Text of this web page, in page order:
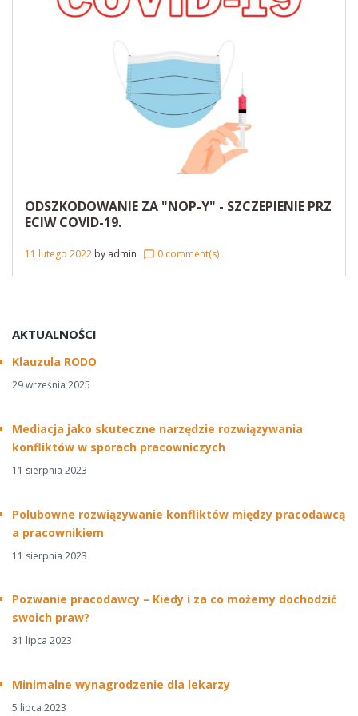
ODSZKODOWANIE ZA "NOP-Y" - SZCZEPIENIE PRZ
ECIW COVID-19.
11 lutego 2022 by admin chat_bubble_outline 0 comment(s)
AKTUALNOŚCI
Klauzula RODO
29 września 2025
Mediacja jako skuteczne narzędzie rozwiązywania
konfliktów w sporach pracowniczych
11 sierpnia 2023
Polubowne rozwiązywanie konfliktów między pracodawcą
a pracownikiem
11 sierpnia 2023
Pozwanie pracodawcy – Kiedy i za co możemy dochodzić
swoich praw?
31 lipca 2023
Minimalne wynagrodzenie dla lekarzy
5 lipca 2023